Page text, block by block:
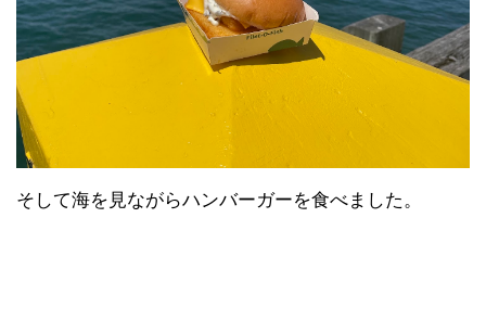
そして海を見ながらハンバーガーを食べました。